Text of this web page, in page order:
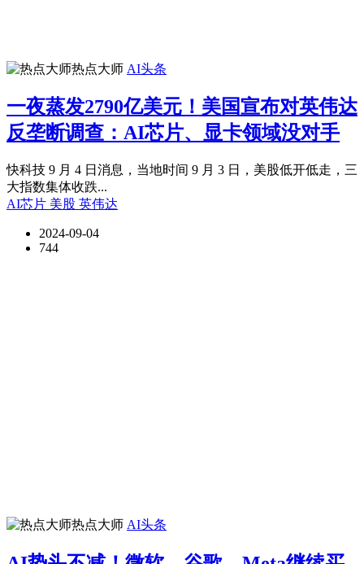
热点大师 AI头条
一夜蒸发2790亿美元！美国宣布对英伟达
反垄断调查：AI芯片、显卡领域没对手
快科技 9 月 4 日消息，当地时间 9 月 3 日，美股低开低走，三
大指数集体收跌...
AI芯片 美股 英伟达
2024-09-04
744
热点大师 AI头条